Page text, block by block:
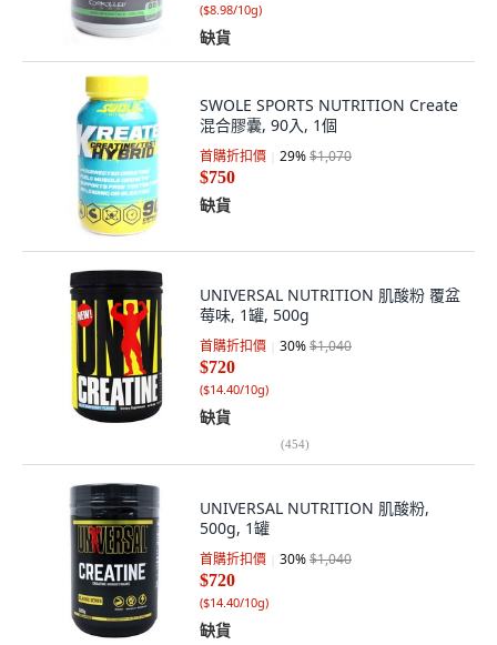
($8.98/10g)
缺貨
SWOLE SPORTS NUTRITION Create
混合膠囊, 90入, 1個
首購折扣價 29%$1,070
$750
缺貨
UNIVERSAL NUTRITION 肌酸粉 覆盆
莓味, 1罐, 500g
首購折扣價 30%$1,040
$720
($14.40/10g)
缺貨
(454)
UNIVERSAL NUTRITION 肌酸粉,
500g, 1罐
首購折扣價 30%$1,040
$720
($14.40/10g)
缺貨